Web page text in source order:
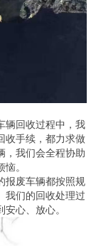
辆回收过程中，我
收手续，都力求做
，我们会全程协助
。
报废车辆都按照规
我们的回收处理过
心、放心。